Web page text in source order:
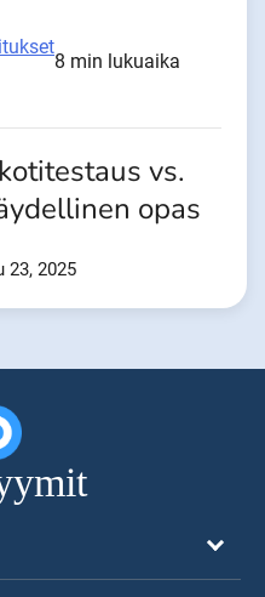
8 min lukuaika
vs.
opas
23, 2025